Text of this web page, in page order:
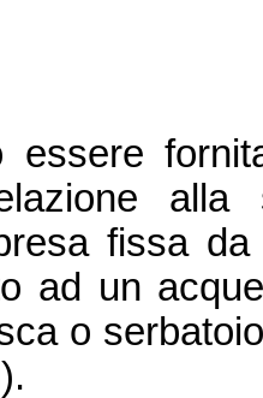
essere
alla
fissa da
ad un
o